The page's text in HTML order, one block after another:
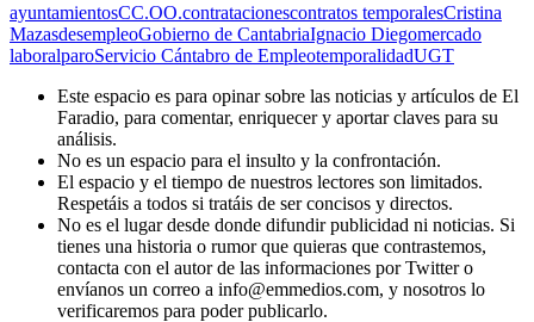
ayuntamientosCC.OO.contratacionescontratos temporalesCristina
MazasdesempleoGobierno de CantabriaIgnacio Diegomercado
laboralparoServicio Cántabro de EmpleotemporalidadUGT
Este espacio es para opinar sobre las noticias y artículos de El
Faradio, para comentar, enriquecer y aportar claves para su
análisis.
No es un espacio para el insulto y la confrontación.
El espacio y el tiempo de nuestros lectores son limitados.
Respetáis a todos si tratáis de ser concisos y directos.
No es el lugar desde donde difundir publicidad ni noticias. Si
tienes una historia o rumor que quieras que contrastemos,
contacta con el autor de las informaciones por Twitter o
envíanos un correo a info@emmedios.com, y nosotros lo
verificaremos para poder publicarlo.